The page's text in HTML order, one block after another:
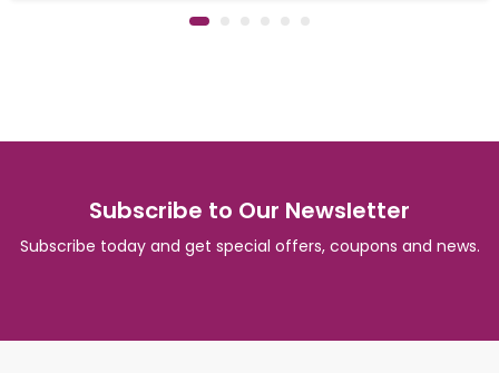
Subscribe to Our Newsletter
Subscribe today and get special offers, coupons and news.